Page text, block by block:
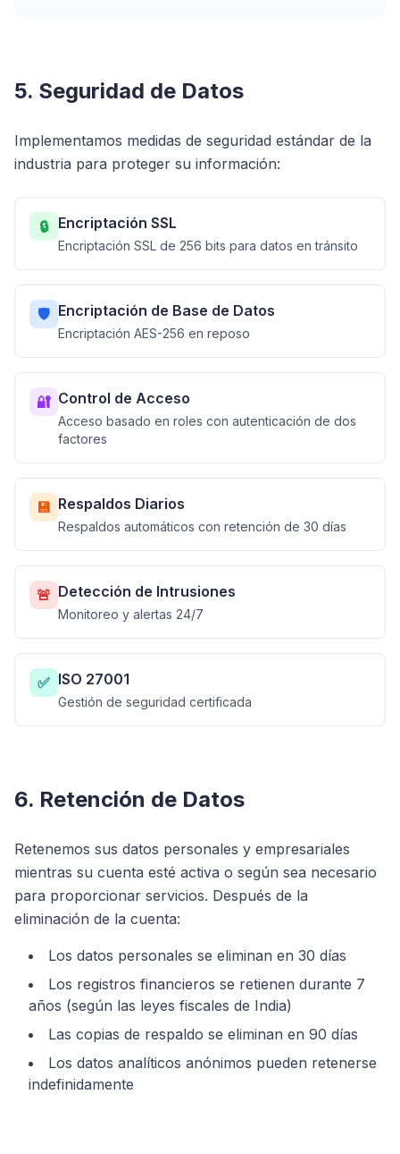
5. Seguridad de Datos
Implementamos medidas de seguridad estándar de la
industria para proteger su información:
🔒 Encriptación SSL
Encriptación SSL de 256 bits para datos en tránsito
🛡️ Encriptación de Base de Datos
Encriptación AES-256 en reposo
🔐 Control de Acceso
Acceso basado en roles con autenticación de dos
factores
💾 Respaldos Diarios
Respaldos automáticos con retención de 30 días
🚨 Detección de Intrusiones
Monitoreo y alertas 24/7
✅ ISO 27001
Gestión de seguridad certificada
6. Retención de Datos
Retenemos sus datos personales y empresariales
mientras su cuenta esté activa o según sea necesario
para proporcionar servicios. Después de la
eliminación de la cuenta:
Los datos personales se eliminan en 30 días
Los registros financieros se retienen durante 7
años (según las leyes fiscales de India)
Las copias de respaldo se eliminan en 90 días
Los datos analíticos anónimos pueden retenerse
indefinidamente